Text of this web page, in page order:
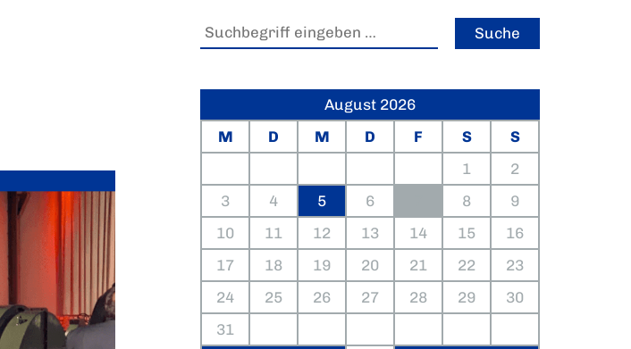
August 2026
M
D M D F S
S
1
2
3
4 5 6 8
9
10
11 12 13 14 15
16
17
18 19 20 21 22
23
24
25 26 27 28 29
30
31